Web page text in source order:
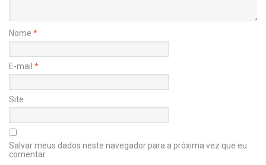
Nome *
E-mail *
Site
Salvar meus dados neste navegador para a próxima vez que eu
comentar.